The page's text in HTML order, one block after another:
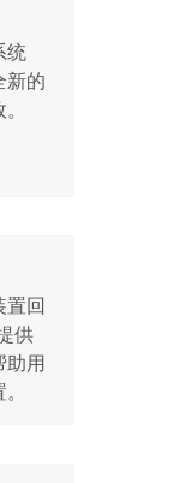
统
新的
置回
供
助用